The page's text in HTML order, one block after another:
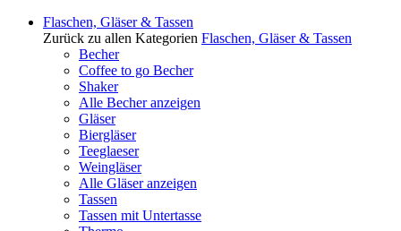
Flaschen, Gläser & Tassen
Zurück zu allen Kategorien Flaschen, Gläser & Tassen
Becher
Coffee to go Becher
Shaker
Alle Becher anzeigen
Gläser
Biergläser
Teeglaeser
Weingläser
Alle Gläser anzeigen
Tassen
Tassen mit Untertasse